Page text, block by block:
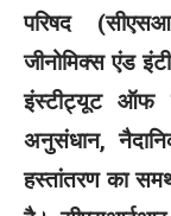
परिषद
जीनोमिक्स एंड
इंस्टीट्यूट ऑफ
अनुसंधान,
हस्तांतरण का